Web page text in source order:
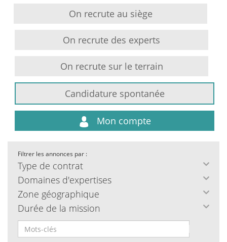
On recrute au siège
On recrute des experts
On recrute sur le terrain
Candidature spontanée
Mon compte
Filtrer les annonces par :
Type de contrat
Domaines d'expertises
Zone géographique
Durée de la mission